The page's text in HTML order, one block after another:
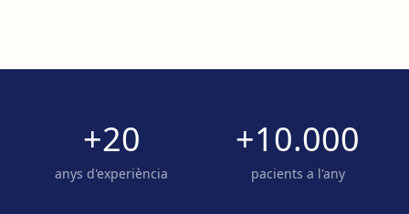
+20
anys d'experiència
+10.000
pacients a l'any